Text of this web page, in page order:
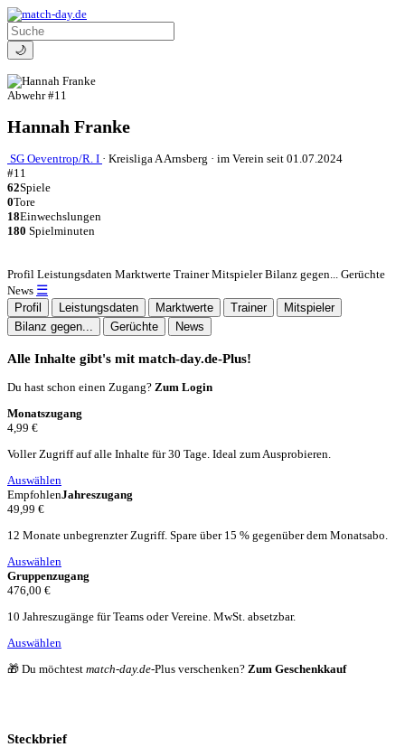
🌙
Abwehr #11
Hannah Franke
SG Oeventrop/R. I · Kreisliga A Arnsberg · im Verein seit 01.07.2024
#11
62Spiele
0Tore
18Einwechslungen
180 Spielminuten
Profil Leistungsdaten Marktwerte Trainer Mitspieler Bilanz gegen... Gerüchte
News ☰
Profil Leistungsdaten Marktwerte Trainer
Mitspieler
Bilanz gegen...
Gerüchte News
Alle Inhalte gibt's mit match-day.de-Plus!
Du hast schon einen Zugang? Zum Login
Monatszugang
4,99 €
Voller Zugriff auf alle Inhalte für 30 Tage. Ideal zum Ausprobieren.
Auswählen
EmpfohlenJahreszugang
49,99 €
12 Monate unbegrenzter Zugriff. Spare über 15 % gegenüber dem Monatsabo.
Auswählen
Gruppenzugang
476,00 €
10 Jahreszugänge für Teams oder Vereine. MwSt. absetzbar.
Auswählen
🎁 Du möchtest match-day.de-Plus verschenken? Zum Geschenkkauf
Steckbrief